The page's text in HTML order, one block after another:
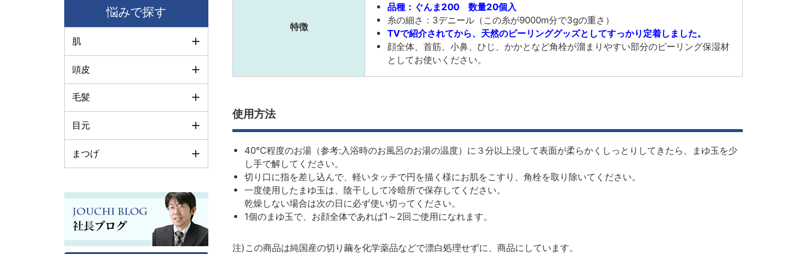
悩みで探す
肌
頭皮
毛髪
目元
まつげ
特徴
品種：ぐんま200 数量20個入
糸の細さ：3デニール（この糸が9000m分で3gの重さ）
TVで紹介されてから、天然のピーリンググッズとしてすっかり定着しました。
顔全体、首筋、小鼻、ひじ、かかとなど角栓が溜まりやすい部分のピーリング保湿材
としてお使いください。
使用方法
40℃程度のお湯（参考:入浴時のお風呂のお湯の温度）に３分以上浸して表面が柔らかくしっとりしてきたら、まゆ玉を少
し手で解してください。
切り口に指を差し込んで、軽いタッチで円を描く様にお肌をこすり、角栓を取り除いてください。
一度使用したまゆ玉は、陰干しして冷暗所で保存してください。
乾燥しない場合は次の日に必ず使い切ってください。
1個のまゆ玉で、お顔全体であれば1～2回ご使用になれます。
注)この商品は純国産の切り繭を化学薬品などで漂白処理せずに、商品にしています。